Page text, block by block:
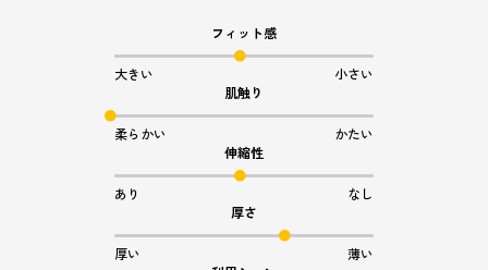
フィット感
大きい
小さい
肌触り
柔らかい
かたい
伸縮性
あり
なし
厚さ
厚い
薄い